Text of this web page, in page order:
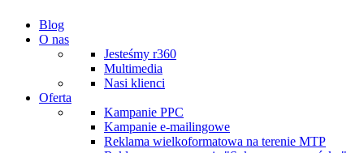
Blog
O nas
Jesteśmy r360
Multimedia
Nasi klienci
Oferta
Kampanie PPC
Kampanie e-mailingowe
Reklama wielkoformatowa na terenie MTP